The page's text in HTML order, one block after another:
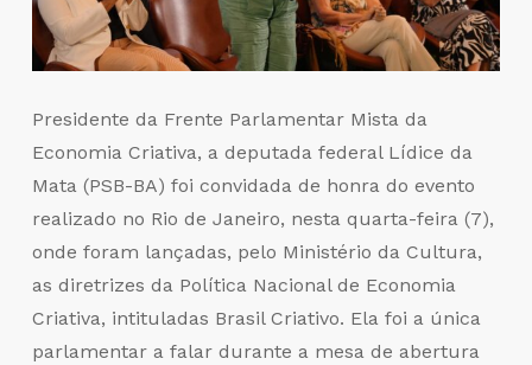
Presidente da Frente Parlamentar Mista da
Economia Criativa, a deputada federal Lídice da
Mata (PSB-BA) foi convidada de honra do evento
realizado no Rio de Janeiro, nesta quarta-feira (7),
onde foram lançadas, pelo Ministério da Cultura,
as diretrizes da Política Nacional de Economia
Criativa, intituladas Brasil Criativo. Ela foi a única
parlamentar a falar durante a mesa de abertura